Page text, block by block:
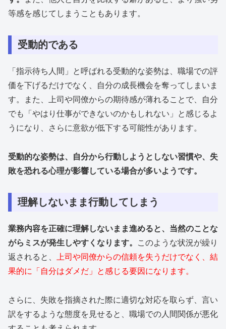
等感を感じてしまうこともあります。
受動的である
「指示待ち人間」と呼ばれる受動的な姿勢は、職場での評
価を下げるだけでなく、自分の成長機会を奪ってしまいま
す。また、上司や同僚からの期待感が薄れることで、自分
でも「やはり仕事ができないのかもしれない」と感じるよ
うになり、さらに意欲が低下する可能性があります。
受動的な姿勢は、自分から行動しようとしない習慣や、失
敗を恐れる心理が影響している場合が多いようです。
理解しないまま行動してしまう
業務内容を正確に理解しないまま進めると、当然のことな
がらミスが発生しやすくなります。
このような状況が繰り
返されると、
上司や同僚からの信頼を失うだけでなく、結
果的に「自分はダメだ」と感じる要因になります。
さらに、失敗を指摘された際に適切な対応を取らず、言い
訳をするような態度を見せると、職場での人間関係が悪化